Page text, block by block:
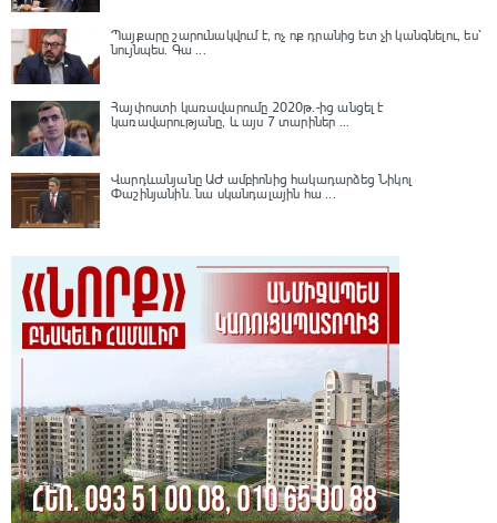
Պայքարը շարունակվում է, ոչ ոք դրանից ետ չի կանգնելու, ես՝
նույնպես․ Գա ...
Հայփոստի կառավարումը 2020թ.-ից անցել է
կառավարությանը, և այս 7 տարիներ ...
Վարդևանյանը ԱԺ ամբիոնից հակադարձեց Նիկոլ
Փաշինյանին․ նա սկանդալային հա ...